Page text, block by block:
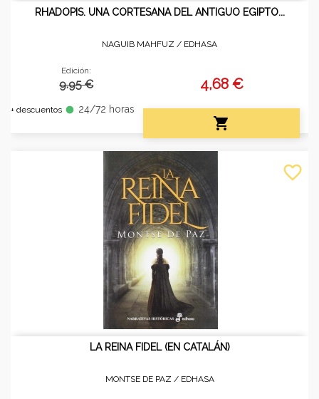
RHADOPIS. UNA CORTESANA DEL ANTIGUO EGIPTO...
NAGUIB MAHFUZ / EDHASA
Edición:
9.95 €
+ descuentos fiber_manual_record 24/72 horas
4,68 €

LA REINA FIDEL (EN CATALÁN)
MONTSE DE PAZ / EDHASA
favorite_border